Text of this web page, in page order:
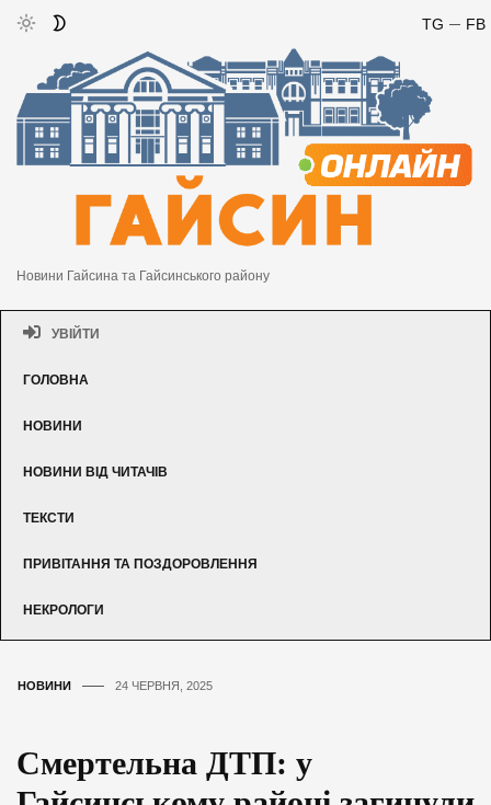
FB
TG
Новини Гайсина та Гайсинського району
УВІЙТИ
ГОЛОВНА
НОВИНИ
НОВИНИ ВІД ЧИТАЧІВ
ТЕКСТИ
ПРИВІТАННЯ ТА ПОЗДОРОВЛЕННЯ
НЕКРОЛОГИ
НОВИНИ 24 ЧЕРВНЯ, 2025
Смертельна ДТП: у